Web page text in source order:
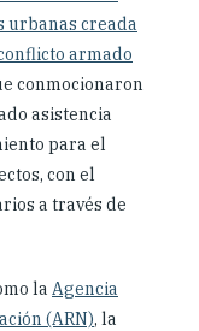
urbanas creada
armado
conmocionaron
asistencia
para el
con el
a través de
la Agencia
(ARN), la